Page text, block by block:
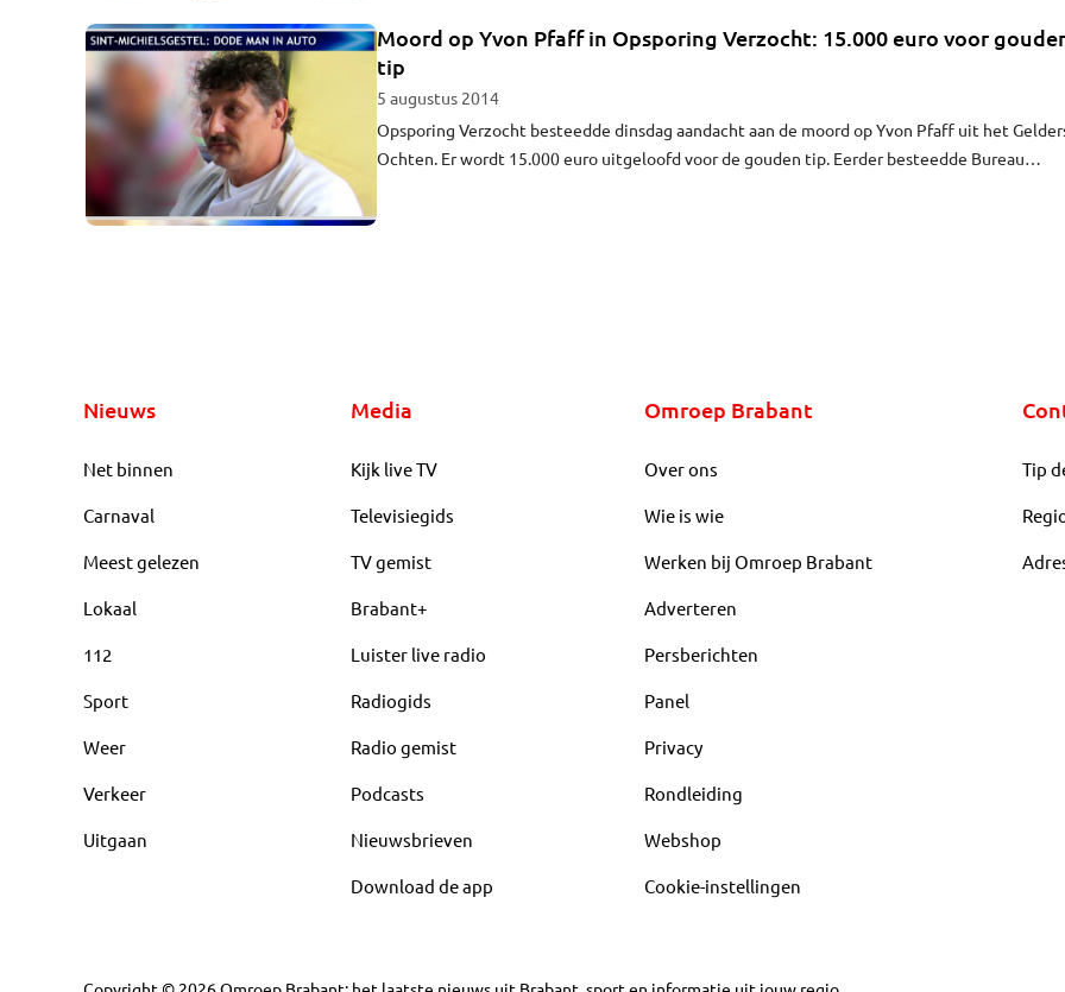
Moord op Yvon Pfaff in Opsporing Verzocht: 15.000 euro voor
tip
5 augustus 2014
Opsporing Verzocht besteedde dinsdag aandacht aan de moord op Yvon Pfaff uit het
Ochten. Er wordt 15.000 euro uitgeloofd voor de gouden tip. Eerder besteedde Bureau
Nieuws
Net binnen
Carnaval
Meest gelezen
Lokaal
112
Sport
Weer
Verkeer
Uitgaan
Media
Kijk live TV
Televisiegids
TV gemist
Brabant+
Luister live radio
Radiogids
Radio gemist
Podcasts
Nieuwsbrieven
Download de app
Omroep Brabant
Over ons
Wie is wie
Werken bij Omroep Brabant
Adverteren
Persberichten
Panel
Privacy
Rondleiding
Webshop
Cookie-instellingen
Tip